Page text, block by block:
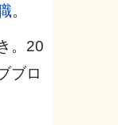
。
。20
ブロ